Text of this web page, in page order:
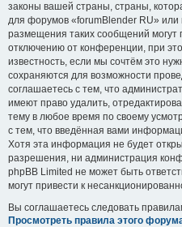
законы вашей страны, страны,
для форумов «forumBlender RU»
размещения таких сообщений
отключению от конференции, при
известность, если мы сочтём это
сохраняются для возможности
соглашаетесь с тем, что
имеют право удалить,
тему в любое время по своему
с тем, что введённая вами
Хотя эта информация не будет
разрешения, ни администрация
phpBB Limited не может быть
могут привести к
Вы соглашаетесь следовать
Просмотреть правила этого